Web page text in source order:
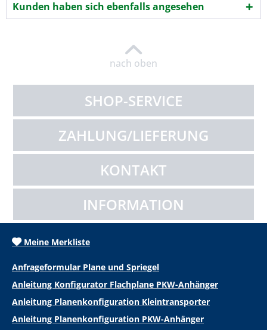
Kunden haben sich ebenfalls angesehen
nach oben
SHOP-SERVICE
ZAHLUNG/LIEFERUNG
KONTAKT
INFORMATION
Meine Merkliste
Anfrageformular Plane und Spriegel
Anleitung Konfigurator Flachplane PKW-Anhänger
Anleitung Planenkonfiguration Kleintransporter
Anleitung Planenkonfiguration PKW-Anhänger